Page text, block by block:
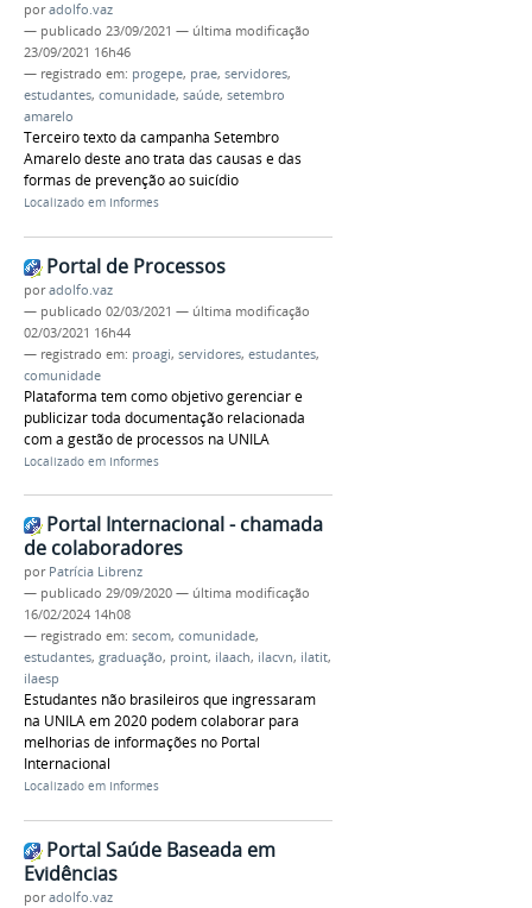
poradolfo.vaz
— publicado 23/09/2021 — última modificação
23/09/2021 16h46
— registrado em: progepe, prae, servidores,
estudantes, comunidade, saúde, setembro
amarelo
Terceiro texto da campanha Setembro
Amarelo deste ano trata das causas e das
formas de prevenção ao suicídio
Localizado em Informes
Portal de Processos
poradolfo.vaz
— publicado 02/03/2021 — última modificação
02/03/2021 16h44
— registrado em: proagi, servidores, estudantes,
comunidade
Plataforma tem como objetivo gerenciar e
publicizar toda documentação relacionada
com a gestão de processos na UNILA
Localizado em Informes
Portal Internacional - chamada
de colaboradores
por Patrícia Librenz
— publicado 29/09/2020 — última modificação
16/02/2024 14h08
— registrado em: secom, comunidade,
estudantes, graduação, proint, ilaach, ilacvn, ilatit,
ilaesp
Estudantes não brasileiros que ingressaram
na UNILA em 2020 podem colaborar para
melhorias de informações no Portal
Internacional
Localizado em Informes
Portal Saúde Baseada em
Evidências
poradolfo.vaz